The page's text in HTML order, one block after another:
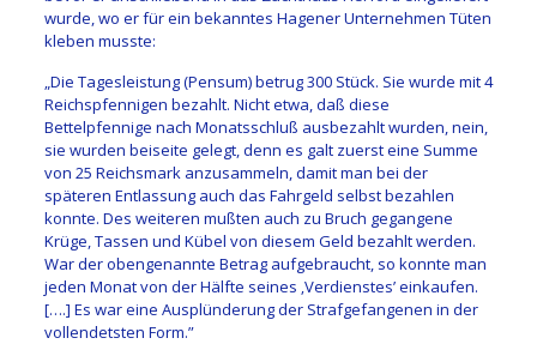
wurde, wo er für ein bekanntes Hagener Unternehmen Tüten
kleben musste:
„Die Tagesleistung (Pensum) betrug 300 Stück. Sie wurde mit 4
Reichspfennigen bezahlt. Nicht etwa, daß diese
Bettelpfennige nach Monatsschluß ausbezahlt wurden, nein,
sie wurden beiseite gelegt, denn es galt zuerst eine Summe
von 25 Reichsmark anzusammeln, damit man bei der
späteren Entlassung auch das Fahrgeld selbst bezahlen
konnte. Des weiteren mußten auch zu Bruch gegangene
Krüge, Tassen und Kübel von diesem Geld bezahlt werden.
War der obengenannte Betrag aufgebraucht, so konnte man
jeden Monat von der Hälfte seines ‚Verdienstes’ einkaufen.
[….] Es war eine Ausplünderung der Strafgefangenen in der
vollendetsten Form.”